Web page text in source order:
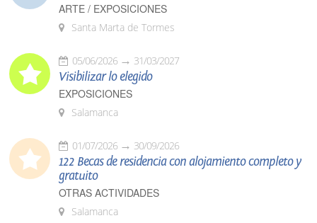
ARTE / EXPOSICIONES
Santa Marta de Tormes
05/06/2026 31/03/2027
Visibilizar lo elegido
EXPOSICIONES
Salamanca
01/07/2026 30/09/2026
122 Becas de residencia con alojamiento completo y
gratuito
OTRAS ACTIVIDADES
Salamanca